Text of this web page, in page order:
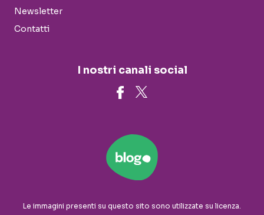
Newsletter
Contatti
I nostri canali social
Le immagini presenti su questo sito sono utilizzate su licenza.